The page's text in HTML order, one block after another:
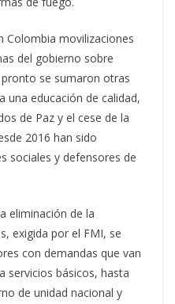
Colombia movilizaciones
del gobierno sobre
se sumaron otras
una educación de calidad,
de Paz y el cese de la
2016 han sido
sociales y defensores de
eliminación de la
exigida por el FMI, se
con demandas que van
servicios básicos, hasta
de unidad nacional y